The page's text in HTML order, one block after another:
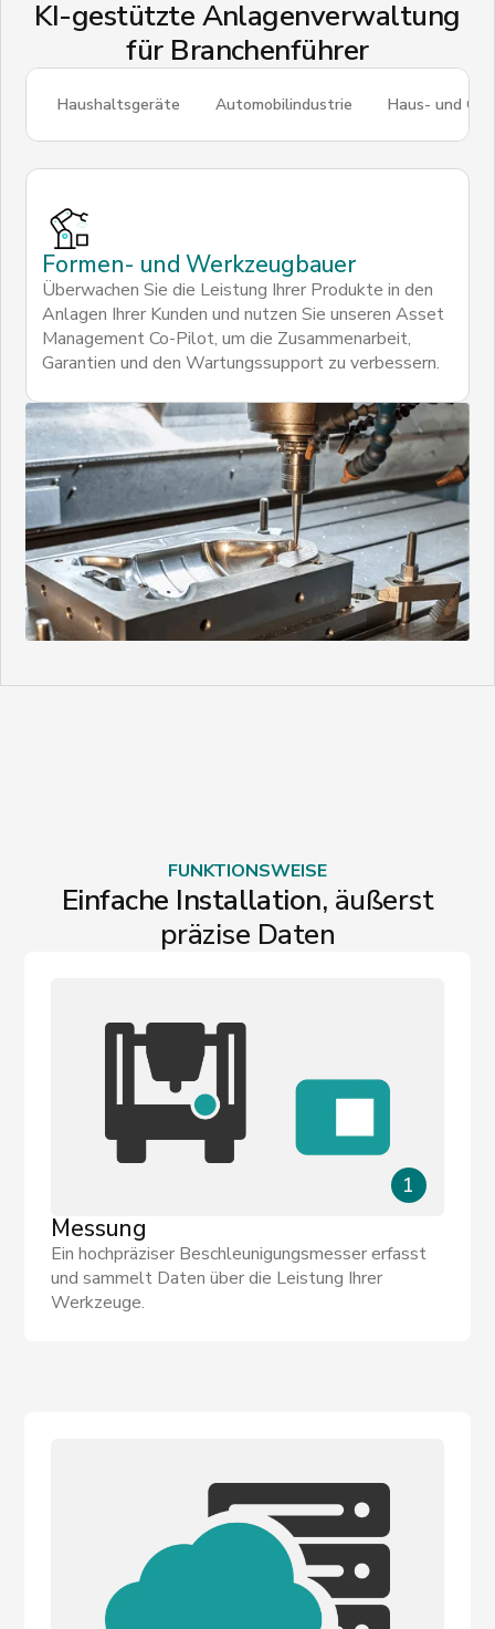
KI-gestützte Anlagenverwaltung
für Branchenführer
Haushaltsgeräte Automobilindustrie Haus- und
Formen- und Werkzeugbauer
Überwachen Sie die Leistung Ihrer Produkte in den
Anlagen Ihrer Kunden und nutzen Sie unseren Asset
Management Co-Pilot, um die Zusammenarbeit,
Garantien und den Wartungssupport zu verbessern.
FUNKTIONSWEISE
Einfache Installation, äußerst
präzise Daten
1
Messung
Ein hochpräziser Beschleunigungsmesser erfasst
und sammelt Daten über die Leistung Ihrer
Werkzeuge.